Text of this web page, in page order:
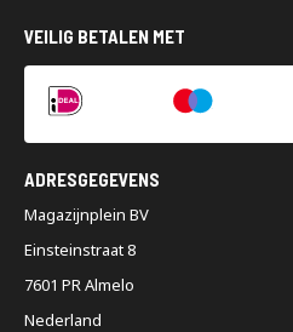
VEILIG BETALEN MET
ADRESGEGEVENS
Magazijnplein BV
Einsteinstraat 8
7601 PR Almelo
Nederland